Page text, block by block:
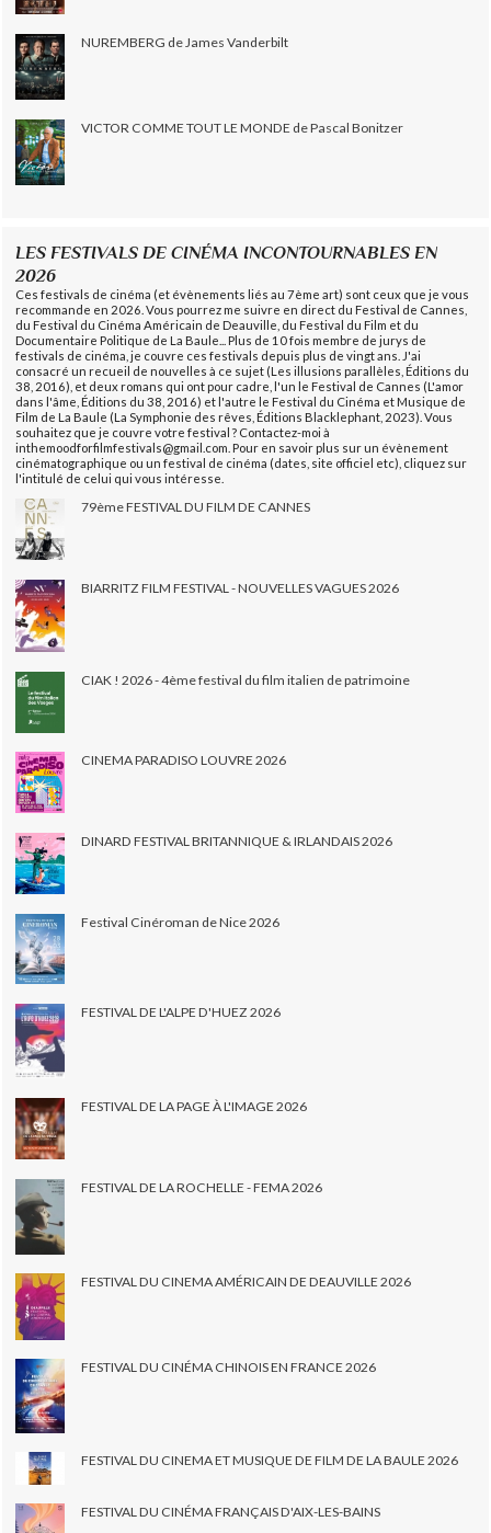
NUREMBERG de James Vanderbilt
VICTOR COMME TOUT LE MONDE de Pascal Bonitzer
LES FESTIVALS DE CINÉMA INCONTOURNABLES EN
2026
Ces festivals de cinéma (et évènements liés au 7ème art) sont ceux que je vous
recommande en 2026. Vous pourrez me suivre en direct du Festival de Cannes,
du Festival du Cinéma Américain de Deauville, du Festival du Film et du
Documentaire Politique de La Baule... Plus de 10 fois membre de jurys de
festivals de cinéma, je couvre ces festivals depuis plus de vingt ans. J'ai
consacré un recueil de nouvelles à ce sujet (Les illusions parallèles, Éditions du
38, 2016), et deux romans qui ont pour cadre, l'un le Festival de Cannes (L'amor
dans l'âme, Éditions du 38, 2016) et l'autre le Festival du Cinéma et Musique de
Film de La Baule (La Symphonie des rêves, Éditions Blacklephant, 2023). Vous
souhaitez que je couvre votre festival ? Contactez-moi à
inthemoodforfilmfestivals@gmail.com. Pour en savoir plus sur un évènement
cinématographique ou un festival de cinéma (dates, site officiel etc), cliquez sur
l'intitulé de celui qui vous intéresse.
79ème FESTIVAL DU FILM DE CANNES
BIARRITZ FILM FESTIVAL - NOUVELLES VAGUES 2026
CIAK ! 2026 - 4ème festival du film italien de patrimoine
CINEMA PARADISO LOUVRE 2026
DINARD FESTIVAL BRITANNIQUE & IRLANDAIS 2026
Festival Cinéroman de Nice 2026
FESTIVAL DE L'ALPE D'HUEZ 2026
FESTIVAL DE LA PAGE À L'IMAGE 2026
FESTIVAL DE LA ROCHELLE - FEMA 2026
FESTIVAL DU CINEMA AMÉRICAIN DE DEAUVILLE 2026
FESTIVAL DU CINÉMA CHINOIS EN FRANCE 2026
FESTIVAL DU CINEMA ET MUSIQUE DE FILM DE LA BAULE 2026
FESTIVAL DU CINÉMA FRANÇAIS D'AIX-LES-BAINS